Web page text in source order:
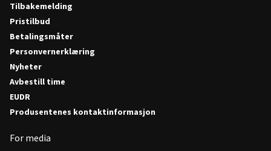
Tilbakemelding
Pristilbud
Betalingsmåter
Personvernerklæring
Nyheter
Avbestill time
EUDR
Produsentenes kontaktinformasjon
For media